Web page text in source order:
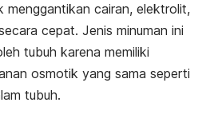
menggantikan cairan, elektrolit,
cepat. Jenis minuman ini
tubuh karena memiliki
osmotik yang sama seperti
tubuh.